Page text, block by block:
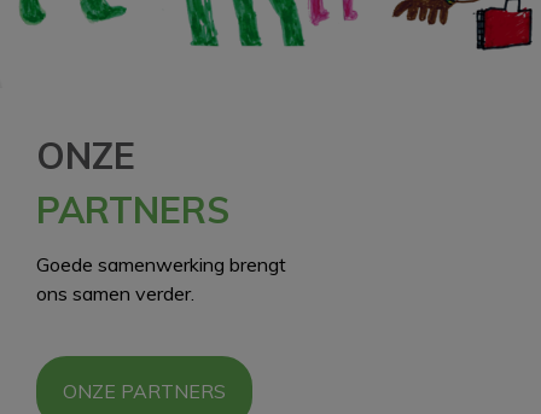
ONZE
PARTNERS
Goede samenwerking brengt
ons samen verder.
ONZE PARTNERS